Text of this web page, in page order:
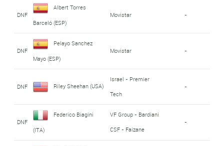
DNF
Albert Torres
Barceló (ESP)
Movistar -
DNF
Pelayo Sanchez
Mayo (ESP)
Movistar -
DNF Riley Sheehan (USA)
Israel - Premier
Tech
-
DNF
Federico Biagini
(ITA)
VF Group - Bardiani
CSF - Faizane
-